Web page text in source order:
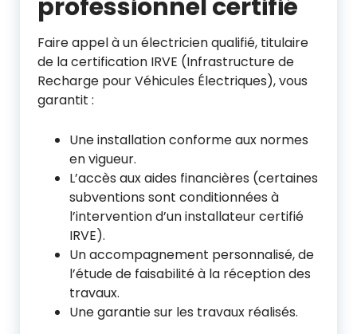
professionnel certifié
Faire appel à un électricien qualifié, titulaire
de la certification IRVE (Infrastructure de
Recharge pour Véhicules Électriques), vous
garantit :
Une installation conforme aux normes
en vigueur.
L’accès aux aides financières (certaines
subventions sont conditionnées à
l’intervention d’un installateur certifié
IRVE).
Un accompagnement personnalisé, de
l’étude de faisabilité à la réception des
travaux.
Une garantie sur les travaux réalisés.